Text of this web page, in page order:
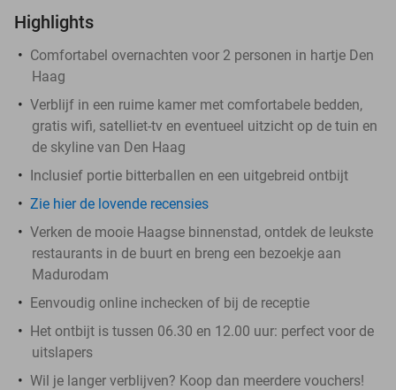
Highlights
Comfortabel overnachten voor 2 personen in hartje Den
Haag
Verblijf in een ruime kamer met comfortabele bedden,
gratis wifi, satelliet-tv en eventueel uitzicht op de tuin en
de skyline van Den Haag
Inclusief portie bitterballen en een uitgebreid ontbijt
Zie hier de lovende recensies
Verken de mooie Haagse binnenstad, ontdek de leukste
restaurants in de buurt en breng een bezoekje aan
Madurodam
Eenvoudig online inchecken of bij de receptie
Het ontbijt is tussen 06.30 en 12.00 uur: perfect voor de
uitslapers
Wil je langer verblijven? Koop dan meerdere vouchers!